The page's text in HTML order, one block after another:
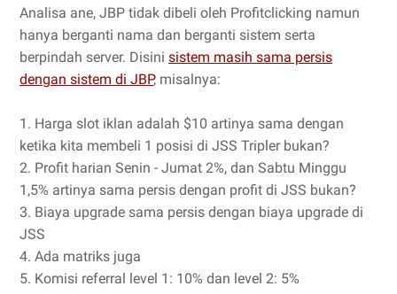
Analisa ane, JBP tidak dibeli oleh Profitclicking namun
hanya berganti nama dan berganti sistem serta
berpindah server. Disini sistem masih sama persis
dengan sistem di JBP, misalnya:
1. Harga slot iklan adalah $10 artinya sama dengan
ketika kita membeli 1 posisi di JSS Tripler bukan?
2. Profit harian Senin - Jumat 2%, dan Sabtu Minggu
1,5% artinya sama persis dengan profit di JSS bukan?
3. Biaya upgrade sama persis dengan biaya upgrade di
JSS
4. Ada matriks juga
5. Komisi referral level 1: 10% dan level 2: 5%